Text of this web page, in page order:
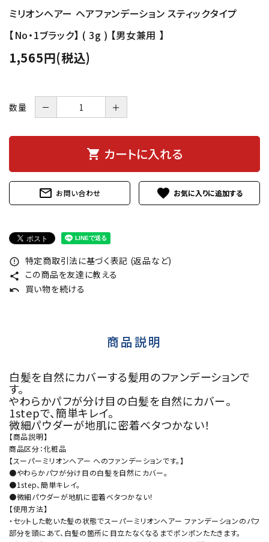
ミリオンヘアー ヘアファンデーション スティックタイプ
【No・1ブラック】 ( 3g ) 【男女兼用 】
1,565円(税込)
数量 － ＋
shopping_cart カートに入れる
mail_outline お問い合わせ favorite
error_outline 特定商取引法に基づく表記 (返品など)
share この商品を友達に教える
undo 買い物を続ける
商品説明
白髪を自然にカバーする髪用のファンデーションで
す。
やわらかパフが分け目の白髪を自然にカバー。
1stepで、簡単キレイ。
微細パウダーが地肌に密着ベタつかない！
【商品説明】
商品区分：化粧品
【スーパーミリオンヘアー ヘのファンデーションです。】
●やわらかパフが分け目の白髪を自然にカバー。
●1step、簡単キレイ。
●微細パウダーが地肌に密着ベタつかない！
【使用方法】
・セットした乾いた髪の状態でスーパーミリオンヘアー ファンデーションのパフ
部分を頭にあて、白髪の箇所に目立たなくなるまでポンポンたたきます。